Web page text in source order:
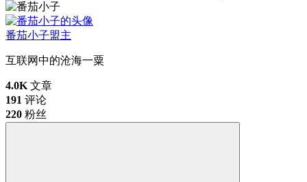
番茄小子盟主
互联网中的沧海一粟
4.0K 文章
191 评论
220 粉丝